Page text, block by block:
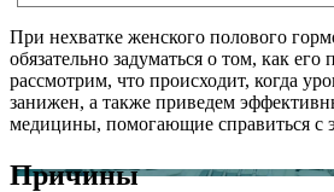
При нехватке женского полового
обязательно задуматься о том, как
рассмотрим, что происходит, когда
занижен, а также приведем
медицины, помогающие справиться с
Причины